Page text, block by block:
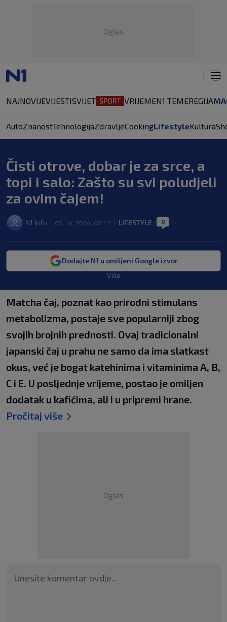
Oglas
NAJNOVIJEVIJESTISVIJET VRIJEMEN1 TEMEREGIJA
AutoZnanostTehnologijaZdravljeCookingLifestyleKultura
Čisti otrove, dobar je za srce, a
topi i salo: Zašto su svi poludjeli
za ovim čajem!
N1 Info 05. lip. 2024. 08:45 LIFESTYLE 0
Dodajte N1 u omiljeni Google izvor
Više
Matcha čaj, poznat kao prirodni stimulans
metabolizma, postaje sve popularniji zbog
svojih brojnih prednosti. Ovaj tradicionalni
japanski čaj u prahu ne samo da ima slatkast
okus, već je bogat katehinima i vitaminima A, B,
C i E. U posljednje vrijeme, postao je omiljen
dodatak u kafićima, ali i u pripremi hrane.
Pročitaj više
Oglas